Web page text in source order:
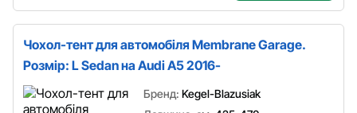
Чохол-тент для автомобіля Membrane Garage.
Розмір: L Sedan на Audi A5 2016-
Бренд: Kegel-Blazusiak